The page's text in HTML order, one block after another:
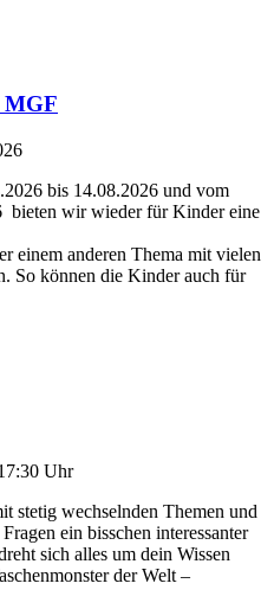
MGF
bis 14.08.2026 und vom
bieten wir wieder für Kinder eine
einem anderen Thema mit vielen
So können die Kinder auch für
Uhr
stetig wechselnden Themen und
ein bisschen interessanter
sich alles um dein Wissen
der Welt –